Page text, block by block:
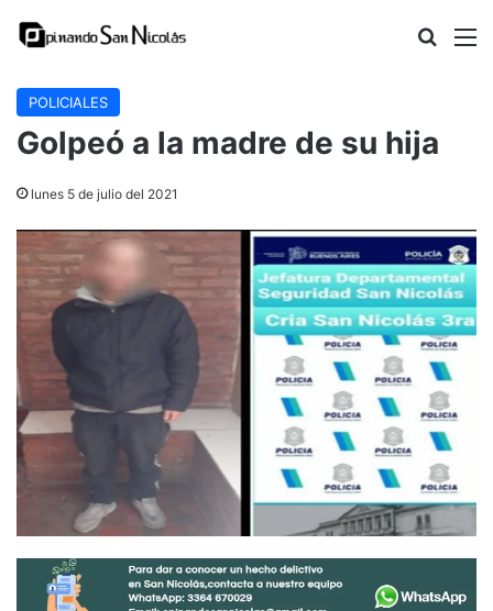
Buscar
POLICIALES
Golpeó a la madre de su hija
lunes 5 de julio del 2021